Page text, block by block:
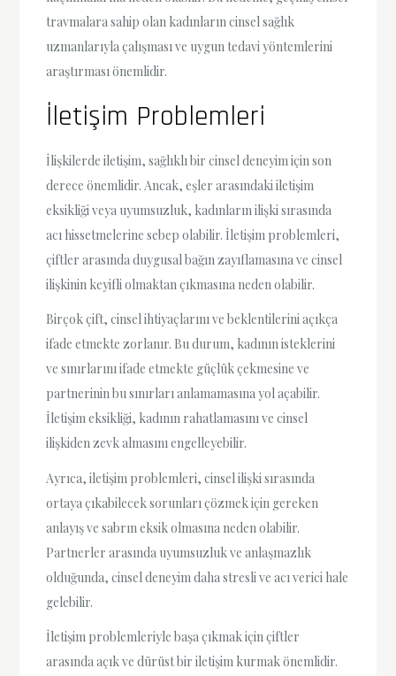
travmalara sahip olan kadınların cinsel sağlık
uzmanlarıyla çalışması ve uygun tedavi yöntemlerini
araştırması önemlidir.
İletişim Problemleri
İlişkilerde iletişim, sağlıklı bir cinsel deneyim için son
derece önemlidir. Ancak, eşler arasındaki iletişim
eksikliği veya uyumsuzluk, kadınların ilişki sırasında
acı hissetmelerine sebep olabilir. İletişim problemleri,
çiftler arasında duygusal bağın zayıflamasına ve cinsel
ilişkinin keyifli olmaktan çıkmasına neden olabilir.
Birçok çift, cinsel ihtiyaçlarını ve beklentilerini açıkça
ifade etmekte zorlanır. Bu durum, kadının isteklerini
ve sınırlarını ifade etmekte güçlük çekmesine ve
partnerinin bu sınırları anlamamasına yol açabilir.
İletişim eksikliği, kadının rahatlamasını ve cinsel
ilişkiden zevk almasını engelleyebilir.
Ayrıca, iletişim problemleri, cinsel ilişki sırasında
ortaya çıkabilecek sorunları çözmek için gereken
anlayış ve sabrın eksik olmasına neden olabilir.
Partnerler arasında uyumsuzluk ve anlaşmazlık
olduğunda, cinsel deneyim daha stresli ve acı verici hale
gelebilir.
İletişim problemleriyle başa çıkmak için çiftler
arasında açık ve dürüst bir iletişim kurmak önemlidir.